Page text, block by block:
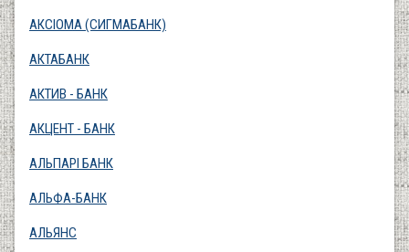
АКСІОМА (СИГМАБАНК)
АКТАБАНК
АКТИВ - БАНК
АКЦЕНТ - БАНК
АЛЬПАРІ БАНК
АЛЬФА-БАНК
АЛЬЯНС